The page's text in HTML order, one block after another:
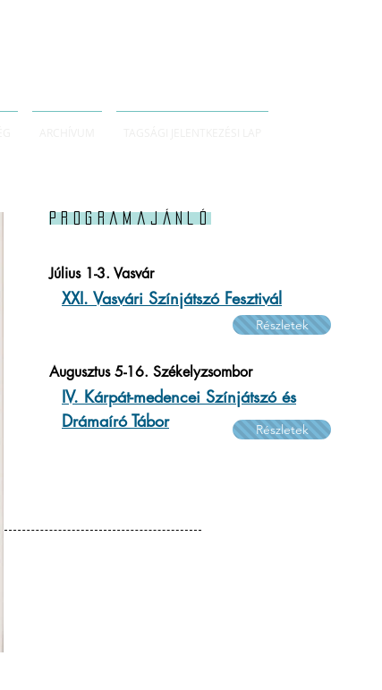
Programajánló
Július 1-3. Vasvár
XXI. Vasvári Színjátszó Fesztivál
Részletek
Augusztus 5-16. Székelyzsombor
IV. Kárpát-medencei Színjátszó és
Drámaíró Tábor
Részletek